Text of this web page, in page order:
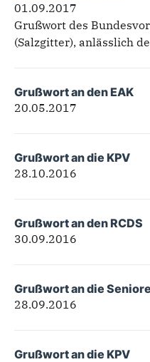
01.09.2017
Grußwort des
(Salzgitter), anlässlich
Grußwort an den EAK
20.05.2017
Grußwort an die KPV
28.10.2016
Grußwort an den RCDS
30.09.2016
Grußwort an die
28.09.2016
Grußwort an die KPV